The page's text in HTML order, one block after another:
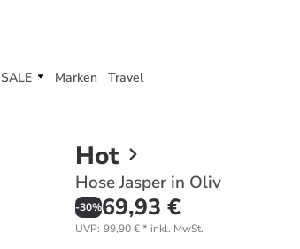
SALE Marken Travel
Hot
Hose Jasper in Oliv
-30%69,93 €
UVP: 99,90 €* inkl. MwSt.